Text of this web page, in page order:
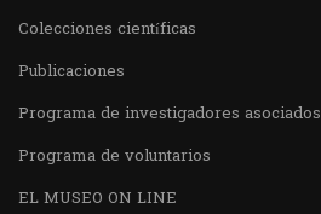
Colecciones científicas
Publicaciones
Programa de investigadores asociados
Programa de voluntarios
EL MUSEO ON LINE